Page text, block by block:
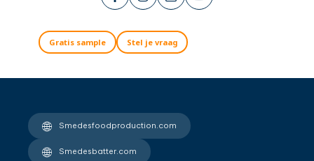
Gratis sample Stel je vraag
Smedesfoodproduction.com
Smedesbatter.com